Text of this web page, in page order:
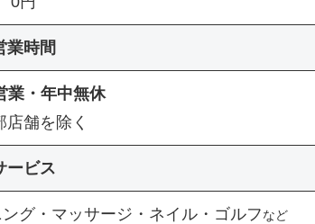
業時間
業・年中無休
舗を除く
ービス
グ・マッサージ・ネイル・ゴルフなど